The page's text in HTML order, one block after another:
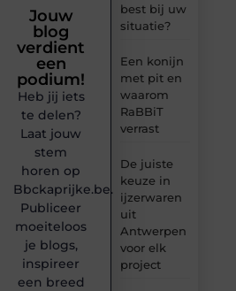
best bij uw
situatie?
Een konijn
met pit en
waarom
RaBBiT
verrast
De juiste
keuze in
ijzerwaren
uit
Antwerpen
voor elk
project
Jouw
blog
verdient
een
podium!
Heb jij iets
te delen?
Laat jouw
stem
horen op
Bbckaprijke.be.
Publiceer
moeiteloos
je blogs,
inspireer
een breed